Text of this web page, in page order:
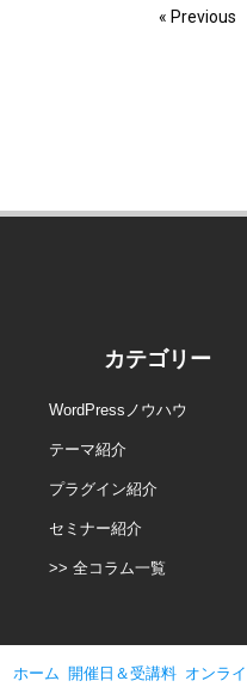
« Previous
カテゴリー
WordPressノウハウ
テーマ紹介
プラグイン紹介
セミナー紹介
>> 全コラム一覧
ホーム 開催日＆受講料 オンラ